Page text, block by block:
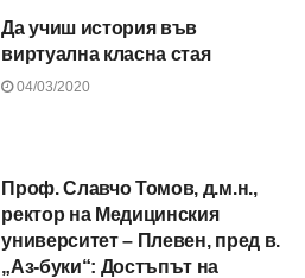
Да учиш история във
виртуална класна стая
04/03/2020
Проф. Славчо Томов, д.м.н.,
ректор на Медицинския
университет – Плевен, пред в.
„Аз-буки“: Достъпът на